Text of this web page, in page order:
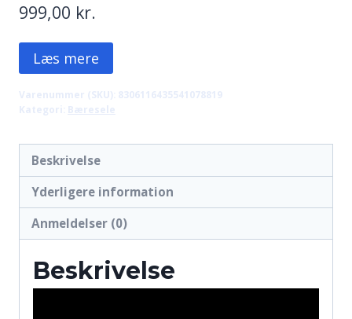
999,00 kr.
Læs mere
Varenummer (SKU): 8306116435541078819
Kategori: Bæresele
Beskrivelse
Yderligere information
Anmeldelser (0)
Beskrivelse